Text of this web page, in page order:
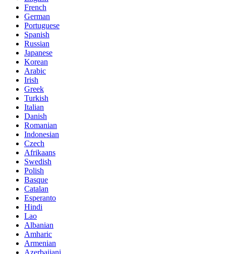
French
German
Portuguese
Spanish
Russian
Japanese
Korean
Arabic
Irish
Greek
Turkish
Italian
Danish
Romanian
Indonesian
Czech
Afrikaans
Swedish
Polish
Basque
Catalan
Esperanto
Hindi
Lao
Albanian
Amharic
Armenian